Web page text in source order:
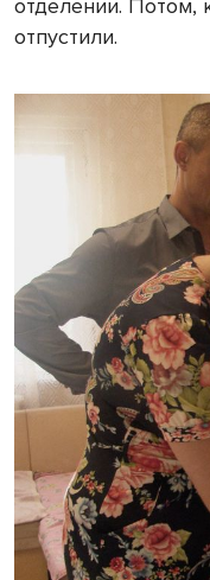
отделении. Потом,
отпустили.